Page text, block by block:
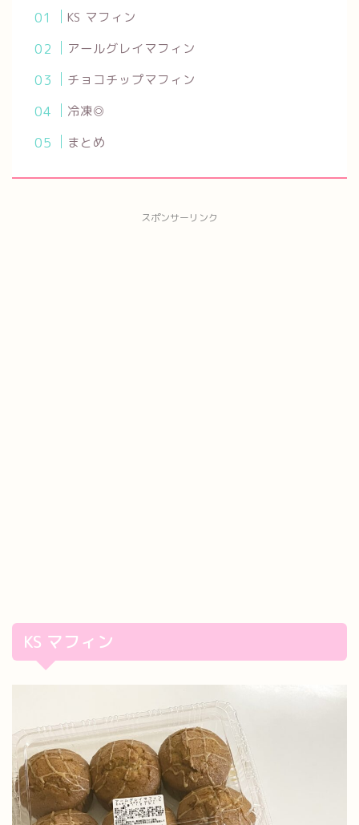
KS マフィン
アールグレイマフィン
チョコチップマフィン
冷凍◎
まとめ
スポンサーリンク
KS マフィン